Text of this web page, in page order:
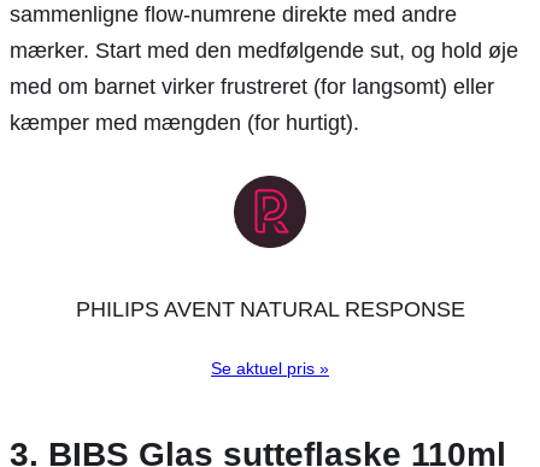
sammenligne flow-numrene direkte med andre
mærker. Start med den medfølgende sut, og hold øje
med om barnet virker frustreret (for langsomt) eller
kæmper med mængden (for hurtigt).
PHILIPS AVENT NATURAL RESPONSE
Se aktuel pris »
3. BIBS Glas sutteflaske 110ml